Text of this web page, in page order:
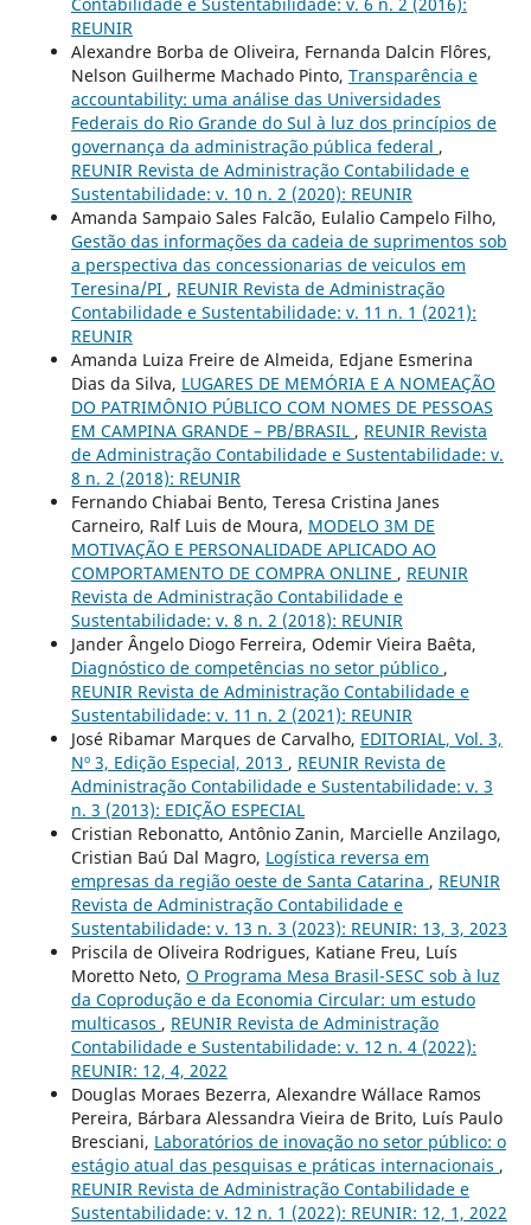
REUNIR
Alexandre Borba de Oliveira, Fernanda Dalcin Flôres,
Nelson Guilherme Machado Pinto, Transparência e
accountability: uma análise das Universidades
Federais do Rio Grande do Sul à luz dos princípios de
governança da administração pública federal ,
REUNIR Revista de Administração Contabilidade e
Sustentabilidade: v. 10 n. 2 (2020): REUNIR
Amanda Sampaio Sales Falcão, Eulalio Campelo Filho,
Gestão das informações da cadeia de suprimentos sob
a perspectiva das concessionarias de veiculos em
Teresina/PI , REUNIR Revista de Administração
Contabilidade e Sustentabilidade: v. 11 n. 1 (2021):
REUNIR
Amanda Luiza Freire de Almeida, Edjane Esmerina
Dias da Silva, LUGARES DE MEMÓRIA E A NOMEAÇÃO
DO PATRIMÔNIO PÚBLICO COM NOMES DE PESSOAS
EM CAMPINA GRANDE – PB/BRASIL , REUNIR Revista
de Administração Contabilidade e Sustentabilidade: v.
8 n. 2 (2018): REUNIR
Fernando Chiabai Bento, Teresa Cristina Janes
Carneiro, Ralf Luis de Moura, MODELO 3M DE
MOTIVAÇÃO E PERSONALIDADE APLICADO AO
COMPORTAMENTO DE COMPRA ONLINE , REUNIR
Revista de Administração Contabilidade e
Sustentabilidade: v. 8 n. 2 (2018): REUNIR
Jander Ângelo Diogo Ferreira, Odemir Vieira Baêta,
Diagnóstico de competências no setor público ,
REUNIR Revista de Administração Contabilidade e
Sustentabilidade: v. 11 n. 2 (2021): REUNIR
José Ribamar Marques de Carvalho, EDITORIAL, Vol. 3,
Nº 3, Edição Especial, 2013 , REUNIR Revista de
Administração Contabilidade e Sustentabilidade: v. 3
n. 3 (2013): EDIÇÃO ESPECIAL
Cristian Rebonatto, Antônio Zanin, Marcielle Anzilago,
Cristian Baú Dal Magro, Logística reversa em
empresas da região oeste de Santa Catarina , REUNIR
Revista de Administração Contabilidade e
Sustentabilidade: v. 13 n. 3 (2023): REUNIR: 13, 3, 2023
Priscila de Oliveira Rodrigues, Katiane Freu, Luís
Moretto Neto, O Programa Mesa Brasil-SESC sob à luz
da Coprodução e da Economia Circular: um estudo
multicasos , REUNIR Revista de Administração
Contabilidade e Sustentabilidade: v. 12 n. 4 (2022):
REUNIR: 12, 4, 2022
Douglas Moraes Bezerra, Alexandre Wállace Ramos
Pereira, Bárbara Alessandra Vieira de Brito, Luís Paulo
Bresciani, Laboratórios de inovação no setor público: o
estágio atual das pesquisas e práticas internacionais ,
REUNIR Revista de Administração Contabilidade e
Sustentabilidade: v. 12 n. 1 (2022): REUNIR: 12, 1, 2022